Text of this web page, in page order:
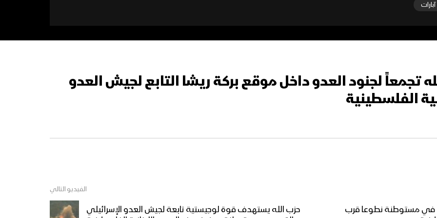
آبارات
لجنود العدو داخل موقع بركة ريشا التابع لجيش العدو
الفلسطينية
في مستوطنة نطوعا قرب
الفيديو التالي
حزب الله يستهدف قوة لوجيستية تابعة لجيش العدو الإسرائيلي